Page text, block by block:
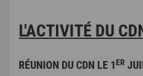
L'ACTIVITÉ DU
RÉUNION DU CDN LE 1ER